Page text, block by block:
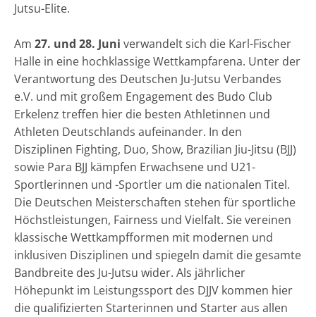
Jutsu-Elite.
Am 27. und 28. Juni verwandelt sich die Karl-Fischer
Halle in eine hochklassige Wettkampfarena. Unter der
Verantwortung des Deutschen Ju-Jutsu Verbandes
e.V. und mit großem Engagement des Budo Club
Erkelenz treffen hier die besten Athletinnen und
Athleten Deutschlands aufeinander. In den
Disziplinen Fighting, Duo, Show, Brazilian Jiu-Jitsu (BJJ)
sowie Para BJJ kämpfen Erwachsene und U21-
Sportlerinnen und -Sportler um die nationalen Titel.
Die Deutschen Meisterschaften stehen für sportliche
Höchstleistungen, Fairness und Vielfalt. Sie vereinen
klassische Wettkampfformen mit modernen und
inklusiven Disziplinen und spiegeln damit die gesamte
Bandbreite des Ju-Jutsu wider. Als jährlicher
Höhepunkt im Leistungssport des DJJV kommen hier
die qualifizierten Starterinnen und Starter aus allen